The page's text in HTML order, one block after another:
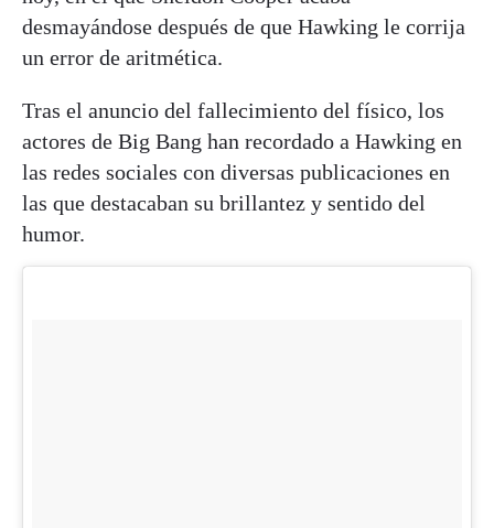
desmayándose después de que Hawking le corrija
un error de aritmética.
Tras el anuncio del fallecimiento del físico, los
actores de Big Bang han recordado a Hawking en
las redes sociales con diversas publicaciones en
las que destacaban su brillantez y sentido del
humor.